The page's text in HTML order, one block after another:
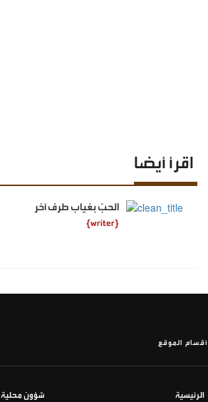
اقرأ أيضا
الحبّ بغياب طرف آخر
{writer}
أقسام الموقع
الرئيسية شؤون محلية